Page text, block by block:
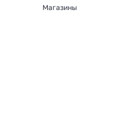
Магазины